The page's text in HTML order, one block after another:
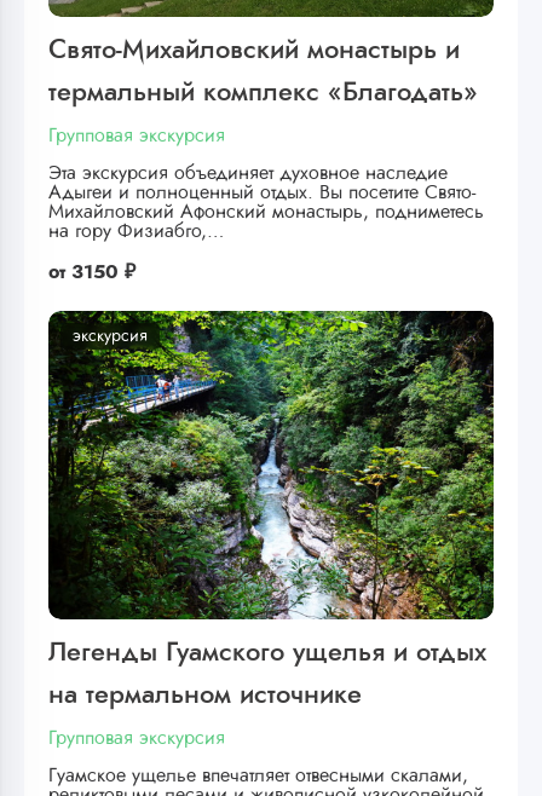
Свято-Михайловский монастырь и
термальный комплекс «Благодать»
Групповая экскурсия
Эта экскурсия объединяет духовное наследие
Адыгеи и полноценный отдых. Вы посетите Свято-
Михайловский Афонский монастырь, подниметесь
на гору Физиабго,…
от 3150 ₽
экскурсия
Легенды Гуамского ущелья и отдых
на термальном источнике
Групповая экскурсия
Гуамское ущелье впечатляет отвесными скалами,